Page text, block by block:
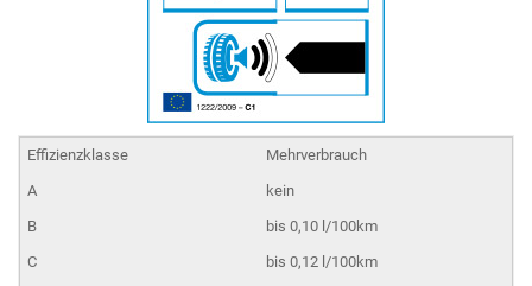
Mehrverbrauch
kein
bis 0,10 l/100km
bis 0,12 l/100km